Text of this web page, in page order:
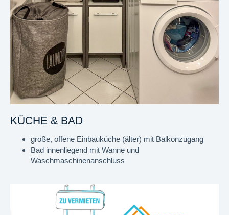
KÜCHE & BAD
große, offene Einbauküche (älter) mit Balkonzugang
Bad innenliegend mit Wanne und
Waschmaschinenanschluss